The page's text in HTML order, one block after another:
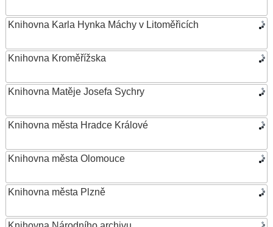
Knihovna Karla Hynka Máchy v Litoměřicích
Knihovna Kroměřížska
Knihovna Matěje Josefa Sychry
Knihovna města Hradce Králové
Knihovna města Olomouce
Knihovna města Plzně